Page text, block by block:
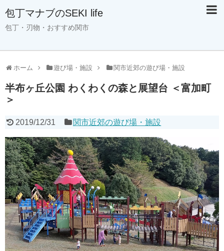
包丁マナブのSEKI life
包丁・刃物・おすすめ関市
ホーム 遊び場・施設 関市近郊の遊び場・施設
半布ヶ丘公園 わくわくの森と展望台 ＜富加町
＞
2019/12/31 関市近郊の遊び場・施設